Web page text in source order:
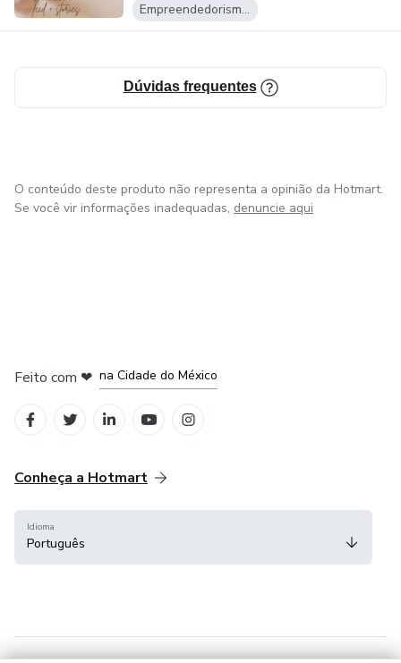
Empreendedorismo Digital
Dúvidas frequentes
O conteúdo deste produto não representa a opinião da Hotmart.
Se você vir informações inadequadas, denuncie aqui
Feito com ❤ na Cidade do México
Conheça a Hotmart
Idioma
Português